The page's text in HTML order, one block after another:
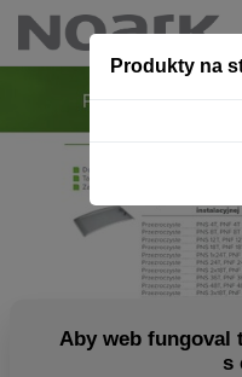
Produkty na
Aby web fungoval
s